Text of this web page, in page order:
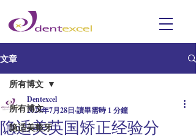
文章
所有博文
隐适美整牙
所有博文
隐适美英国矫正经验分
Dentexcel
2020年7月28日 讀畢需時 1 分鐘